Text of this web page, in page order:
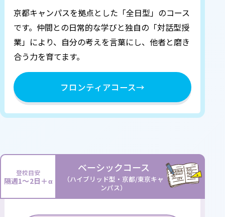
京都キャンパスを拠点とした「全日型」のコース
です。 仲間との日常的な学びと独自の「対話型授
業」により、自分の考えを言葉にし、他者と磨き
合う力を育てます。
フロンティアコース→
登校目安
隔週1～2日＋α
ベーシックコース
（ハイブリッド型・京都/東京キャ
ンパス）